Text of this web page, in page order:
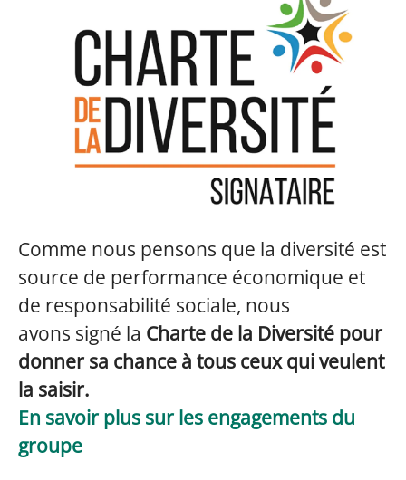
Comme nous pensons que la diversité est
source de performance économique et
de responsabilité sociale, nous
avons signé la Charte de la Diversité pour
donner sa chance à tous ceux qui veulent
la saisir.
En savoir plus sur les engagements du
groupe